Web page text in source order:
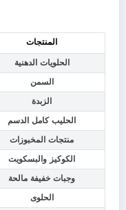
المنتجات
الحلويات الدهنية
السمن
الزبدة
الحليب كامل الدسم
منتجات المخبوزات
الكوكيز والبسكويت
وجبات خفيفة مالحة
الحلوى